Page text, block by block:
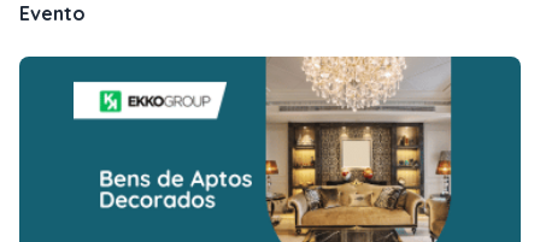
Evento